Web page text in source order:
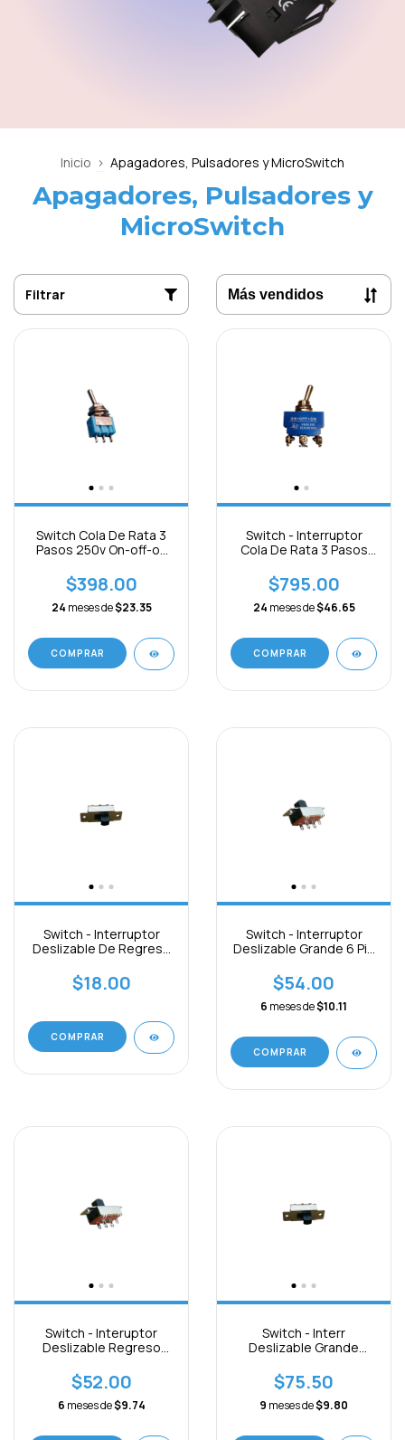
Inicio > Apagadores, Pulsadores y MicroSwitch
Apagadores, Pulsadores y
MicroSwitch
Filtrar
Switch Cola De Rata 3
Pasos 250v On-off-on
$398.00
24 meses de$23.35
COMPRAR
Switch - Interruptor
Cola De Rata 3 Pasos
$795.00
24 meses de$46.65
COMPRAR
Switch - Interruptor
Deslizable De Regreso
$18.00
COMPRAR
Switch - Interruptor
Deslizable Grande 6 Pin
$54.00
6 meses de$10.11
COMPRAR
Switch - Interuptor
Deslizable Regreso
$52.00
6 meses de$9.74
Switch - Interr
Deslizable Grande
3pcs
$75.50
9 meses de$9.80